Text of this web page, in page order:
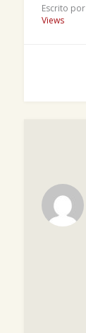
Escrito por
Views